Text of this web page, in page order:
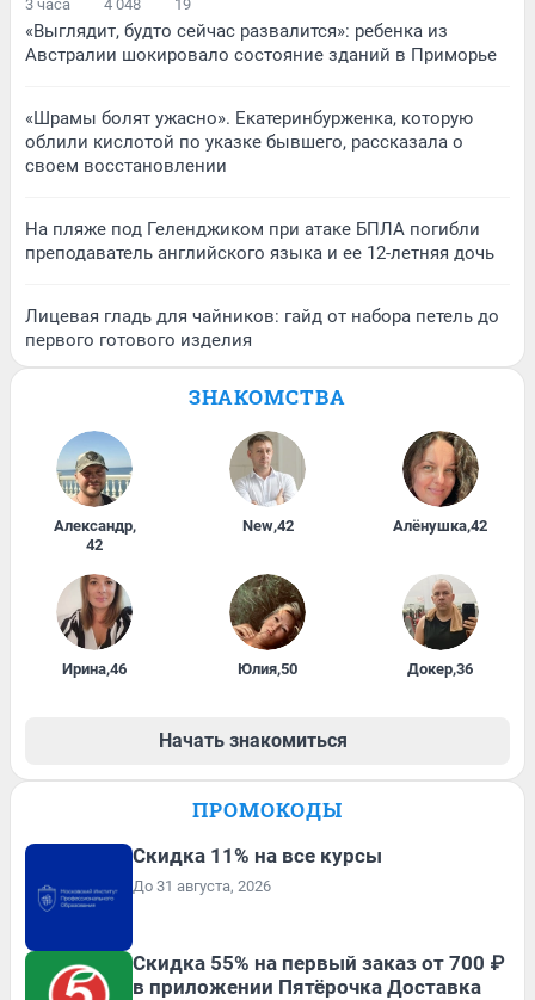
3 часа 4 048 19
«Выглядит, будто сейчас развалится»: ребенка из
Австралии шокировало состояние зданий в Приморье
«Шрамы болят ужасно». Екатеринбурженка, которую
облили кислотой по указке бывшего, рассказала о
своем восстановлении
На пляже под Геленджиком при атаке БПЛА погибли
преподаватель английского языка и ее 12-летняя дочь
Лицевая гладь для чайников: гайд от набора петель до
первого готового изделия
ЗНАКОМСТВА
Александр,
42
New,42 Алёнушка,42
Ирина,46 Юлия,50 Докер,36
Начать знакомиться
ПРОМОКОДЫ
Скидка 11% на все курсы
До 31 августа, 2026
Скидка 55% на первый заказ от 700 ₽
в приложении Пятёрочка Доставка